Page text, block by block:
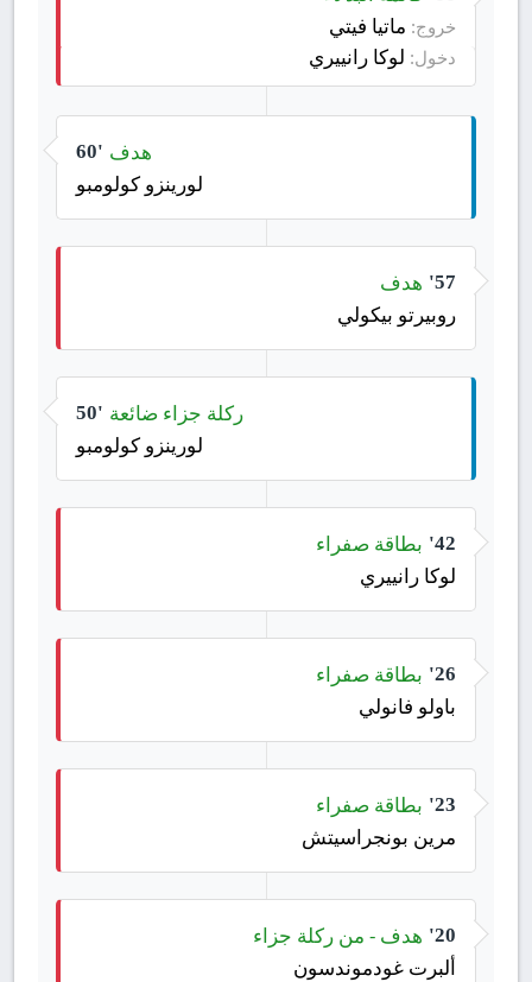
خروج: ماتيا فيتي
دخول: لوكا رانييري
60' هدف
لورينزو كولومبو
57' هدف
روبيرتو بيكولي
50' ركلة جزاء ضائعة
لورينزو كولومبو
42' بطاقة صفراء
لوكا رانييري
26' بطاقة صفراء
باولو فانولي
23' بطاقة صفراء
مرين بونجراسيتش
20' هدف - من ركلة جزاء
ألبرت غودموندسون